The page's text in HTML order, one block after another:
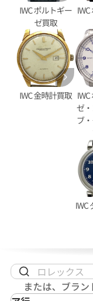
イマー IW376704
日時点の参考買取
イマー ガラパゴス
IWC ポルトギー
ゼ買取
IWC 金時計買取
ゼ
ブ
IWC
または、ブラ